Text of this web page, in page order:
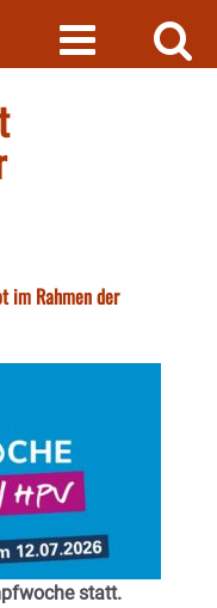
im Rahmen der
statt.